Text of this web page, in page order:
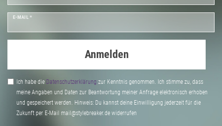
E-MAIL *
Anmelden
Ich habe die Daten­schutz­erklärung zur Kenntnis genommen. Ich stimme zu, dass
meine Angaben und Daten zur Beantwortung meiner Anfrage elektronisch erhoben
und gespeichert werden. Hinweis: Du kannst deine Einwilligung jederzeit für die
Zukunft per E-Mail mail@stylebreaker.de widerrufen